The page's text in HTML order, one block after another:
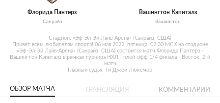
Флорида Пантерз
Санрайз
Вашингтон Кэпиталз
Вашингтон
Стадион: «Эф-Эл-Эй Лайв-Арена» (Санрайз, США)
Привет всем любителям спорта! 06 мая 2022, пятница. 02:30 МСК на стадионе
«Эф-Эл-Эй Лайв-Арена» (Санрайз, США) состоится матч Флорида Пантерз -
Вашингтон Кэпиталз в рамках турнира НХЛ - плей-офф 1/4 финала - Восток. 2-й
матч
Главный судья: Ти Джей Люксмор
ОБЗОР МАТЧА ТРАНСЛЯЦИЯ КОММЕНТАРИИ